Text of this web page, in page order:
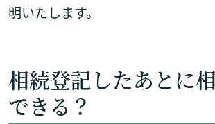
明いたします。
相続登記したあとに
できる？